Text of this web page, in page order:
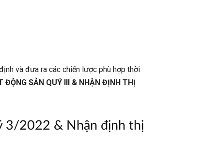
và đưa ra các chiến lược phù hợp thời
ĐỘNG SẢN QUÝ III & NHẬN ĐỊNH THỊ
3/2022 & Nhận định thị